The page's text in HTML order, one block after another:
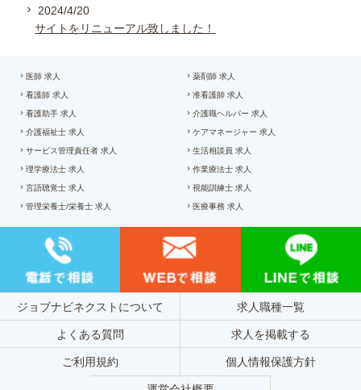
2024/4/20
サイトをリニューアル致しました！
医師 求人 薬剤師 求人
看護師 求人 准看護師 求人
看護助手 求人 介護職ヘルパー 求人
介護福祉士 求人 ケアマネージャー 求人
サービス管理責任者 求人 生活相談員 求人
理学療法士 求人 作業療法士 求人
言語聴覚士 求人 視能訓練士 求人
管理栄養士/栄養士 求人 医療事務 求人
ジョブナビネクストについて 求人職種一覧
よくある質問 求人を掲載する
ご利用規約 個人情報保護方針